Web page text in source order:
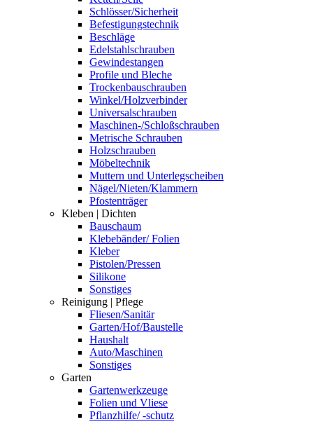
Schlösser/Sicherheit
Befestigungstechnik
Beschläge
Edelstahlschrauben
Gewindestangen
Profile und Bleche
Trockenbauschrauben
Winkel/Holzverbinder
Universalschrauben
Maschinen-/Schloßschrauben
Metrische Schrauben
Holzschrauben
Möbeltechnik
Muttern und Unterlegscheiben
Nägel/Nieten/Klammern
Pfostenträger
Kleben | Dichten
Bauschaum
Klebebänder/ Folien
Kleber
Pistolen/Pressen
Silikone
Sonstiges
Reinigung | Pflege
Fliesen/Sanitär
Garten/Hof/Baustelle
Haushalt
Auto/Maschinen
Sonstiges
Garten
Gartenwerkzeuge
Folien und Vliese
Pflanzhilfe/ -schutz